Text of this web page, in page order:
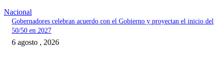
Nacional
Gobernadores celebran acuerdo con el Gobierno y proyectan el inicio del
50/50 en 2027
6 agosto , 2026